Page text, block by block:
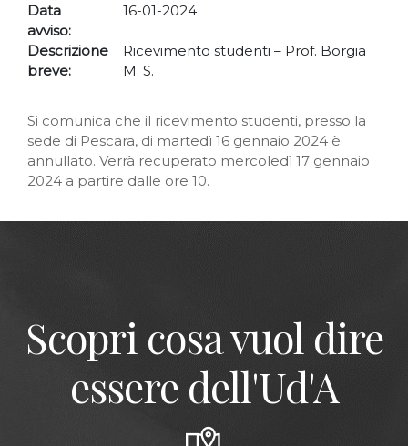
Data
avviso:
16-01-2024
Descrizione
breve:
Ricevimento studenti – Prof. Borgia
M. S.
Si comunica che il ricevimento studenti, presso la
sede di Pescara, di martedì 16 gennaio 2024 è
annullato. Verrà recuperato mercoledì 17 gennaio
2024 a partire dalle ore 10.
Scopri cosa vuol dire
essere dell'Ud'A